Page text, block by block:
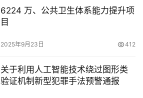
6224 万、公共卫生体系能力提升项
目
2025年9月23日 412
关于利用人工智能技术绕过图形类
验证机制新型犯罪手法预警通报